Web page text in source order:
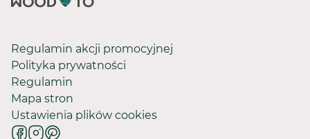
Regulamin akcji promocyjnej
Polityka prywatności
Regulamin
Mapa stron
Ustawienia plików cookies